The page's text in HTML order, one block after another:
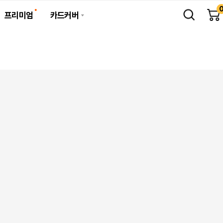
프리미엄 카드커버